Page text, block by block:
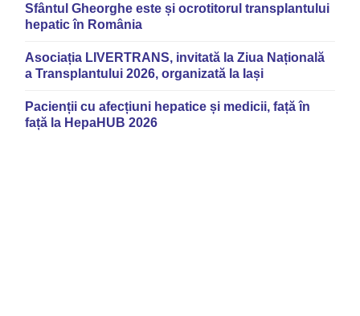
Sfântul Gheorghe este și ocrotitorul transplantului
hepatic în România
Asociația LIVERTRANS, invitată la Ziua Națională
a Transplantului 2026, organizată la Iași
Pacienții cu afecțiuni hepatice și medicii, față în
față la HepaHUB 2026